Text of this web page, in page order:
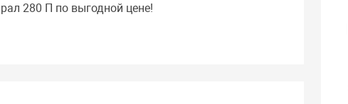
280 П по выгодной цене!